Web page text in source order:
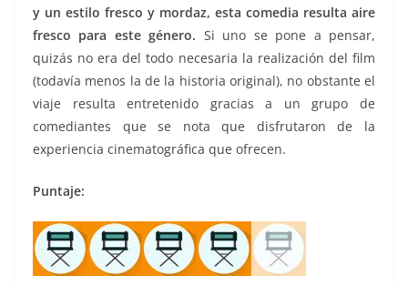
y un estilo fresco y mordaz, esta comedia resulta aire
fresco para este género. Si uno se pone a pensar,
quizás no era del todo necesaria la realización del film
(todavía menos la de la historia original), no obstante el
viaje resulta entretenido gracias a un grupo de
comediantes que se nota que disfrutaron de la
experiencia cinematográfica que ofrecen.
Puntaje: